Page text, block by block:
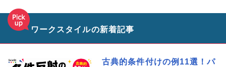
ワークスタイルの新着記事
古典的条件付けの例11選！パ